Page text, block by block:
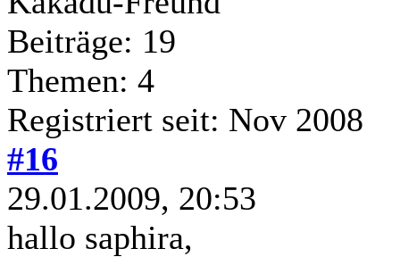
Beiträge: 19
Themen: 4
Registriert seit: Nov 2008
#16
29.01.2009, 20:53
hallo saphira,